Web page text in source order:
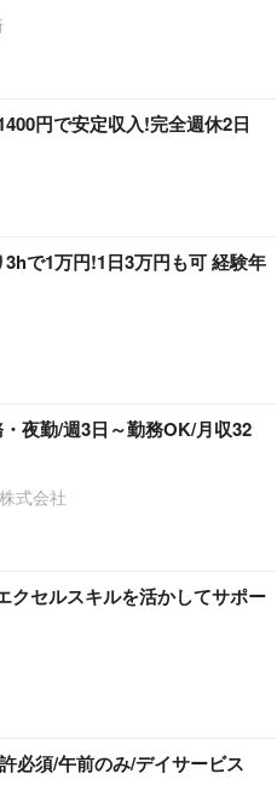
円で安定収入!完全週休2日
で1万円!1日3万円も可 経験年
夜勤/週3日～勤務OK/月収32
式会社
クセルスキルを活かしてサポー
必須/午前のみ/デイサービス